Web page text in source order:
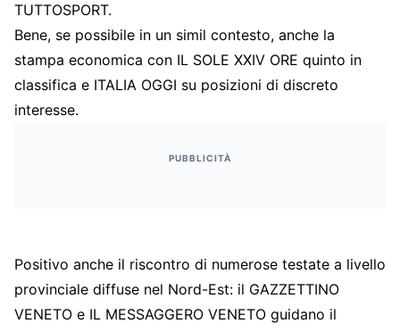
TUTTOSPORT.
Bene, se possibile in un simil contesto, anche la
stampa economica con IL SOLE XXIV ORE quinto in
classifica e ITALIA OGGI su posizioni di discreto
interesse.
PUBBLICITÀ
Positivo anche il riscontro di numerose testate a livello
provinciale diffuse nel Nord-Est: il GAZZETTINO
VENETO e IL MESSAGGERO VENETO guidano il